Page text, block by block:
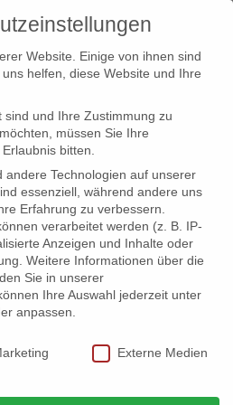
events.de
Website. Einige von ihnen sind
helfen, diese Website und Ihre
und Ihre Zustimmung zu
müssen Sie Ihre
bitten.
andere Technologien auf unserer
essenziell, während andere uns
Erfahrung zu verbessern.
verarbeitet werden (z. B. IP-
Anzeigen und Inhalte oder
Weitere Informationen über die
Sie in unserer
Ihre Auswahl jederzeit unter
anpassen.
Externe Medien